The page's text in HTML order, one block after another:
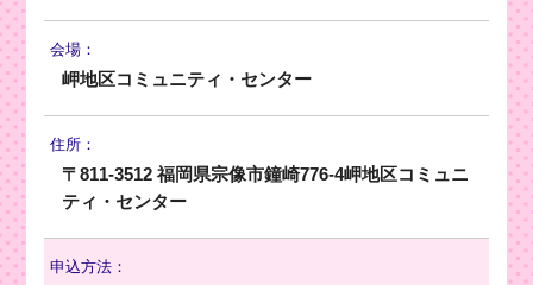
会場：
岬地区コミュニティ・センター
住所：
〒811-3512 福岡県宗像市鐘崎776-4岬地区コミュニ
ティ・センター
申込方法：